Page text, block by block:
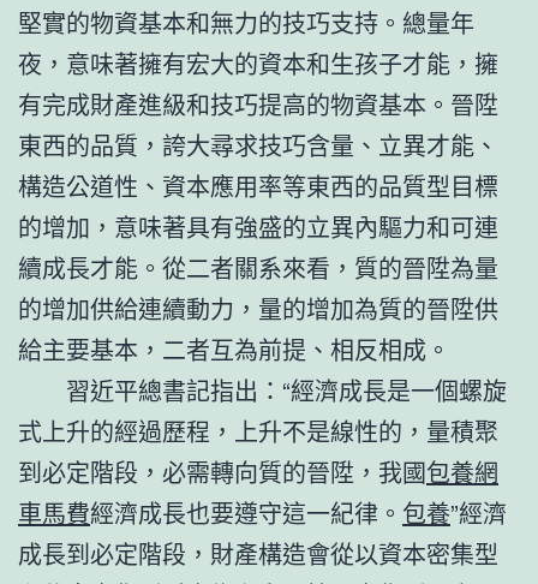
堅實的物資基本和無力的技巧支持。總量年
夜，意味著擁有宏大的資本和生孩子才能，擁
有完成財產進級和技巧提高的物資基本。晉陞
東西的品質，誇大尋求技巧含量、立異才能、
構造公道性、資本應用率等東西的品質型目標
的增加，意味著具有強盛的立異內驅力和可連
續成長才能。從二者關系來看，質的晉陞為量
的增加供給連續動力，量的增加為質的晉陞供
給主要基本，二者互為前提、相反相成。
習近平總書記指出：“經濟成長是一個螺旋
式上升的經過歷程，上升不是線性的，量積聚
到必定階段，必需轉向質的晉陞，我國包養網
車馬費經濟成長也要遵守這一紀律。 包養”經濟
成長到必定階段，財產構造會從以資本密集型